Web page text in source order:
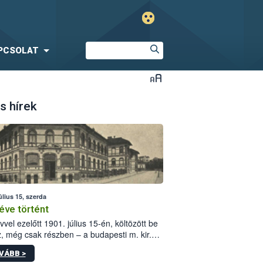
hírek
15, szerda
történt
ezelőtt 1901. július 15-én, költözött be
még csak részben – a budapesti m. kir.
állomás a Kis Rókus utca
alatti, Czigler Győző által tervezett új
>